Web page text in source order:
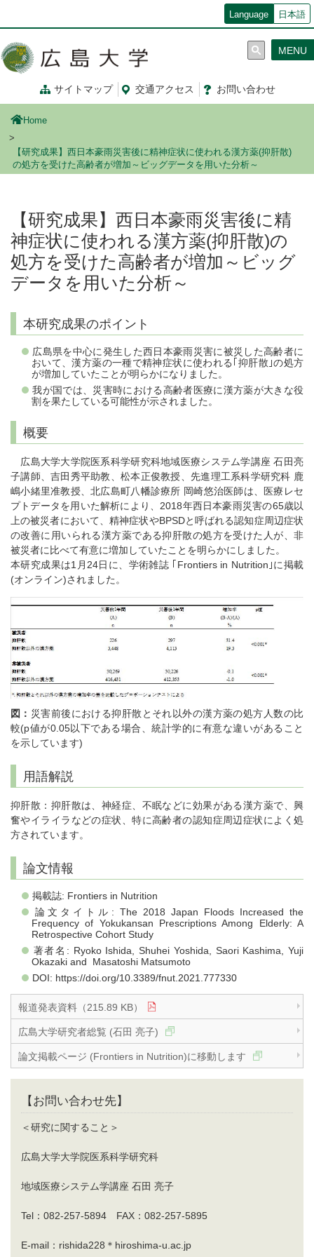
コ
ン
移
Language 日本語
サイトマップ 交通アクセス お問い合わせ
MENU
Home
【研究成果】西日本豪雨災害後に精神症状に使われる漢方薬(抑肝散)
の処方を受けた高齢者が増加～ビッグデータを用いた分析～
【研究成果】西日本豪雨災害後に精
神症状に使われる漢方薬(抑肝散)の
処方を受けた高齢者が増加～ビッグ
データを用いた分析～
本研究成果のポイント
広島県を中心に発生した西日本豪雨災害に被災した高齢者に
おいて、漢方薬の一種で精神症状に使われる｢抑肝散｣の処方
が増加していたことが明らかになりました。
我が国では、災害時における高齢者医療に漢方薬が大きな役
割を果たしている可能性が示されました。
概要
広島大学大学院医系科学研究科地域医療システム学講座 石田亮
子講師、吉田秀平助教、松本正俊教授、先進理工系科学研究科 鹿
嶋小緒里准教授、北広島町八幡診療所 岡崎悠治医師は、医療レセ
プトデータを用いた解析により、2018年西日本豪雨災害の65歳以
上の被災者において、精神症状やBPSDと呼ばれる認知症周辺症状
の改善に用いられる漢方薬である抑肝散の処方を受けた人が、非
被災者に比べて有意に増加していたことを明らかにしました。
本研究成果は1月24日に、学術雑誌 ｢Frontiers in Nutrition｣に掲載
(オンライン)されました。
図： 災害前後における抑肝散とそれ以外の漢方薬の処方人数の比
較(p値が0.05以下である場合、統計学的に有意な違いがあること
を示しています)
用語解説
抑肝散：抑肝散は、神経症、不眠などに効果がある漢方薬で、興
奮やイライラなどの症状、特に高齢者の認知症周辺症状によく処
方されています。
論文情報
掲載誌: Frontiers in Nutrition
論文タイトル: The 2018 Japan Floods Increased the
Frequency of Yokukansan Prescriptions Among Elderly: A
Retrospective Cohort Study
著者名: Ryoko Ishida, Shuhei Yoshida, Saori Kashima, Yuji
Okazaki and Masatoshi Matsumoto
DOI: https://doi.org/10.3389/fnut.2021.777330
報道発表資料（215.89 KB）
広島大学研究者総覧 (石田 亮子)
論文掲載ページ (Frontiers in Nutrition)に移動します
【お問い合わせ先】
＜研究に関すること＞
広島大学大学院医系科学研究科
地域医療システム学講座 石田 亮子
Tel：082-257-5894 FAX：082-257-5895
E-mail：rishida228＊hiroshima-u.ac.jp